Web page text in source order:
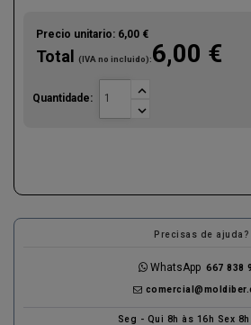
Precio unitario: 6,00 €
Total (IVA no incluido):6,00 €
Quantidade:


Precisas de ajuda?
WhatsApp 667 838
Seg - Qui 8h às 16h Sex